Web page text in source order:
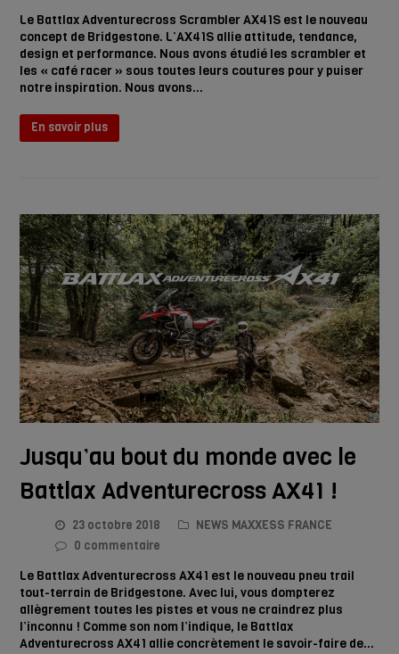
Le Battlax Adventurecross Scrambler AX41S est le nouveau
concept de Bridgestone. L’AX41S allie attitude, tendance,
design et performance. Nous avons étudié les scrambler et
les « café racer » sous toutes leurs coutures pour y puiser
notre inspiration. Nous avons…
En savoir plus
Jusqu’au bout du monde avec le
Battlax Adventurecross AX41 !
23 octobre 2018
NEWS MAXXESS FRANCE
0 commentaire
Le Battlax Adventurecross AX41 est le nouveau pneu trail
tout-terrain de Bridgestone. Avec lui, vous dompterez
allègrement toutes les pistes et vous ne craindrez plus
l’inconnu ! Comme son nom l’indique, le Battlax
Adventurecross AX41 allie concrètement le savoir-faire de…